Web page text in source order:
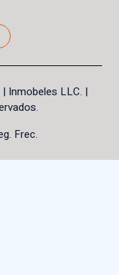
| Inmobeles LLC. |
Frec.